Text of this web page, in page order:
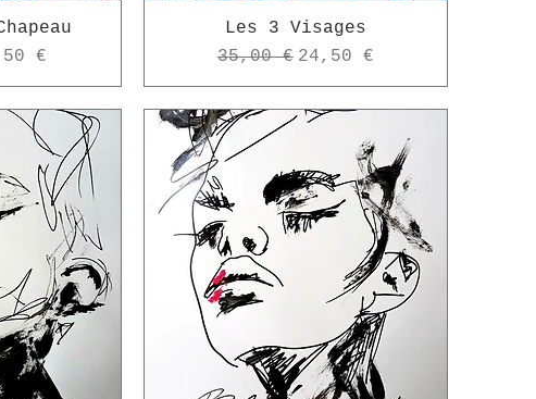
promotionnel
€
Les 3 Visages
Prix original
35,00 € Prix promotionnel
24,50 €